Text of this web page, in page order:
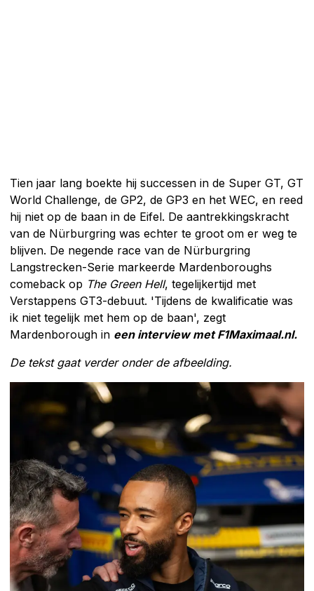
Tien jaar lang boekte hij successen in de Super GT, GT
World Challenge, de GP2, de GP3 en het WEC, en reed
hij niet op de baan in de Eifel. De aantrekkingskracht
van de Nürburgring was echter te groot om er weg te
blijven. De negende race van de Nürburgring
Langstrecken-Serie markeerde Mardenboroughs
comeback op The Green Hell, tegelijkertijd met
Verstappens GT3-debuut. 'Tijdens de kwalificatie was
ik niet tegelijk met hem op de baan', zegt
Mardenborough in een interview met F1Maximaal.nl.
De tekst gaat verder onder de afbeelding.